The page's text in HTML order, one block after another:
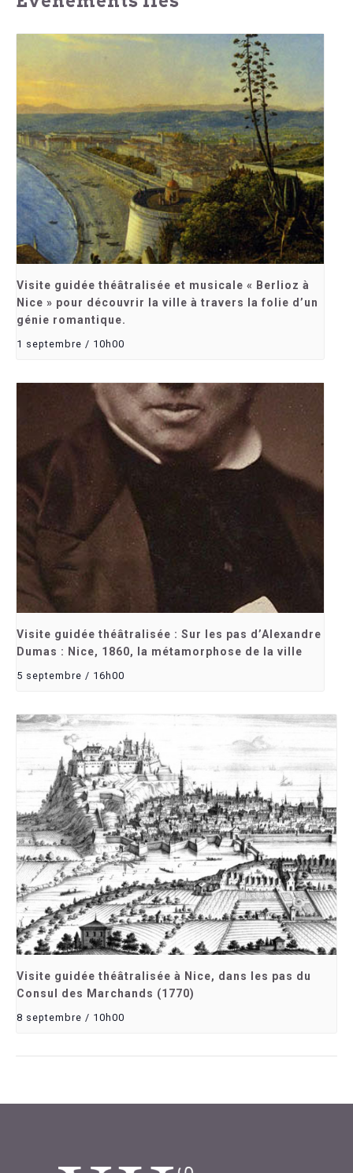
Visite guidée théâtralisée et musicale « Berlioz à
Nice » pour découvrir la ville à travers la folie d’un
génie romantique.
1 septembre / 10h00
Visite guidée théâtralisée : Sur les pas d’Alexandre
Dumas : Nice, 1860, la métamorphose de la ville
5 septembre / 16h00
Visite guidée théâtralisée à Nice, dans les pas du
Consul des Marchands (1770)
8 septembre / 10h00